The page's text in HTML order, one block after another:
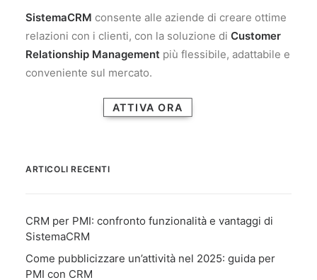
SistemaCRM consente alle aziende di creare ottime
relazioni con i clienti, con la soluzione di Customer
Relationship Management più flessibile, adattabile e
conveniente sul mercato.
ATTIVA ORA
ARTICOLI RECENTI
CRM per PMI: confronto funzionalità e vantaggi di
SistemaCRM
Come pubblicizzare un’attività nel 2025: guida per
PMI con CRM